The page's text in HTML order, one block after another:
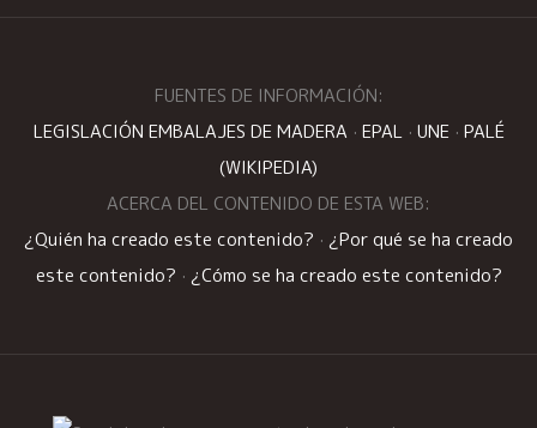
FUENTES DE INFORMACIÓN:
LEGISLACIÓN EMBALAJES DE MADERA · EPAL· UNE · PALÉ
(WIKIPEDIA)
ACERCA DEL CONTENIDO DE ESTA WEB:
¿Quién ha creado este contenido? · ¿Por qué se ha creado
este contenido? · ¿Cómo se ha creado este contenido?